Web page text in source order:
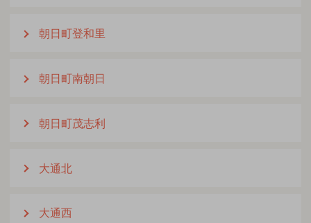
朝日町登和里
朝日町南朝日
朝日町茂志利
大通北
大通西